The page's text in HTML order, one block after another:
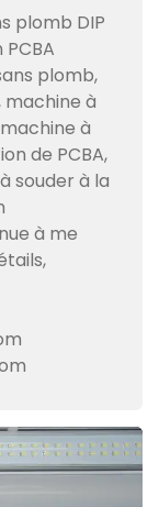
plomb DIP
plomb,
machine à
à
de PCBA,
souder à la
à me